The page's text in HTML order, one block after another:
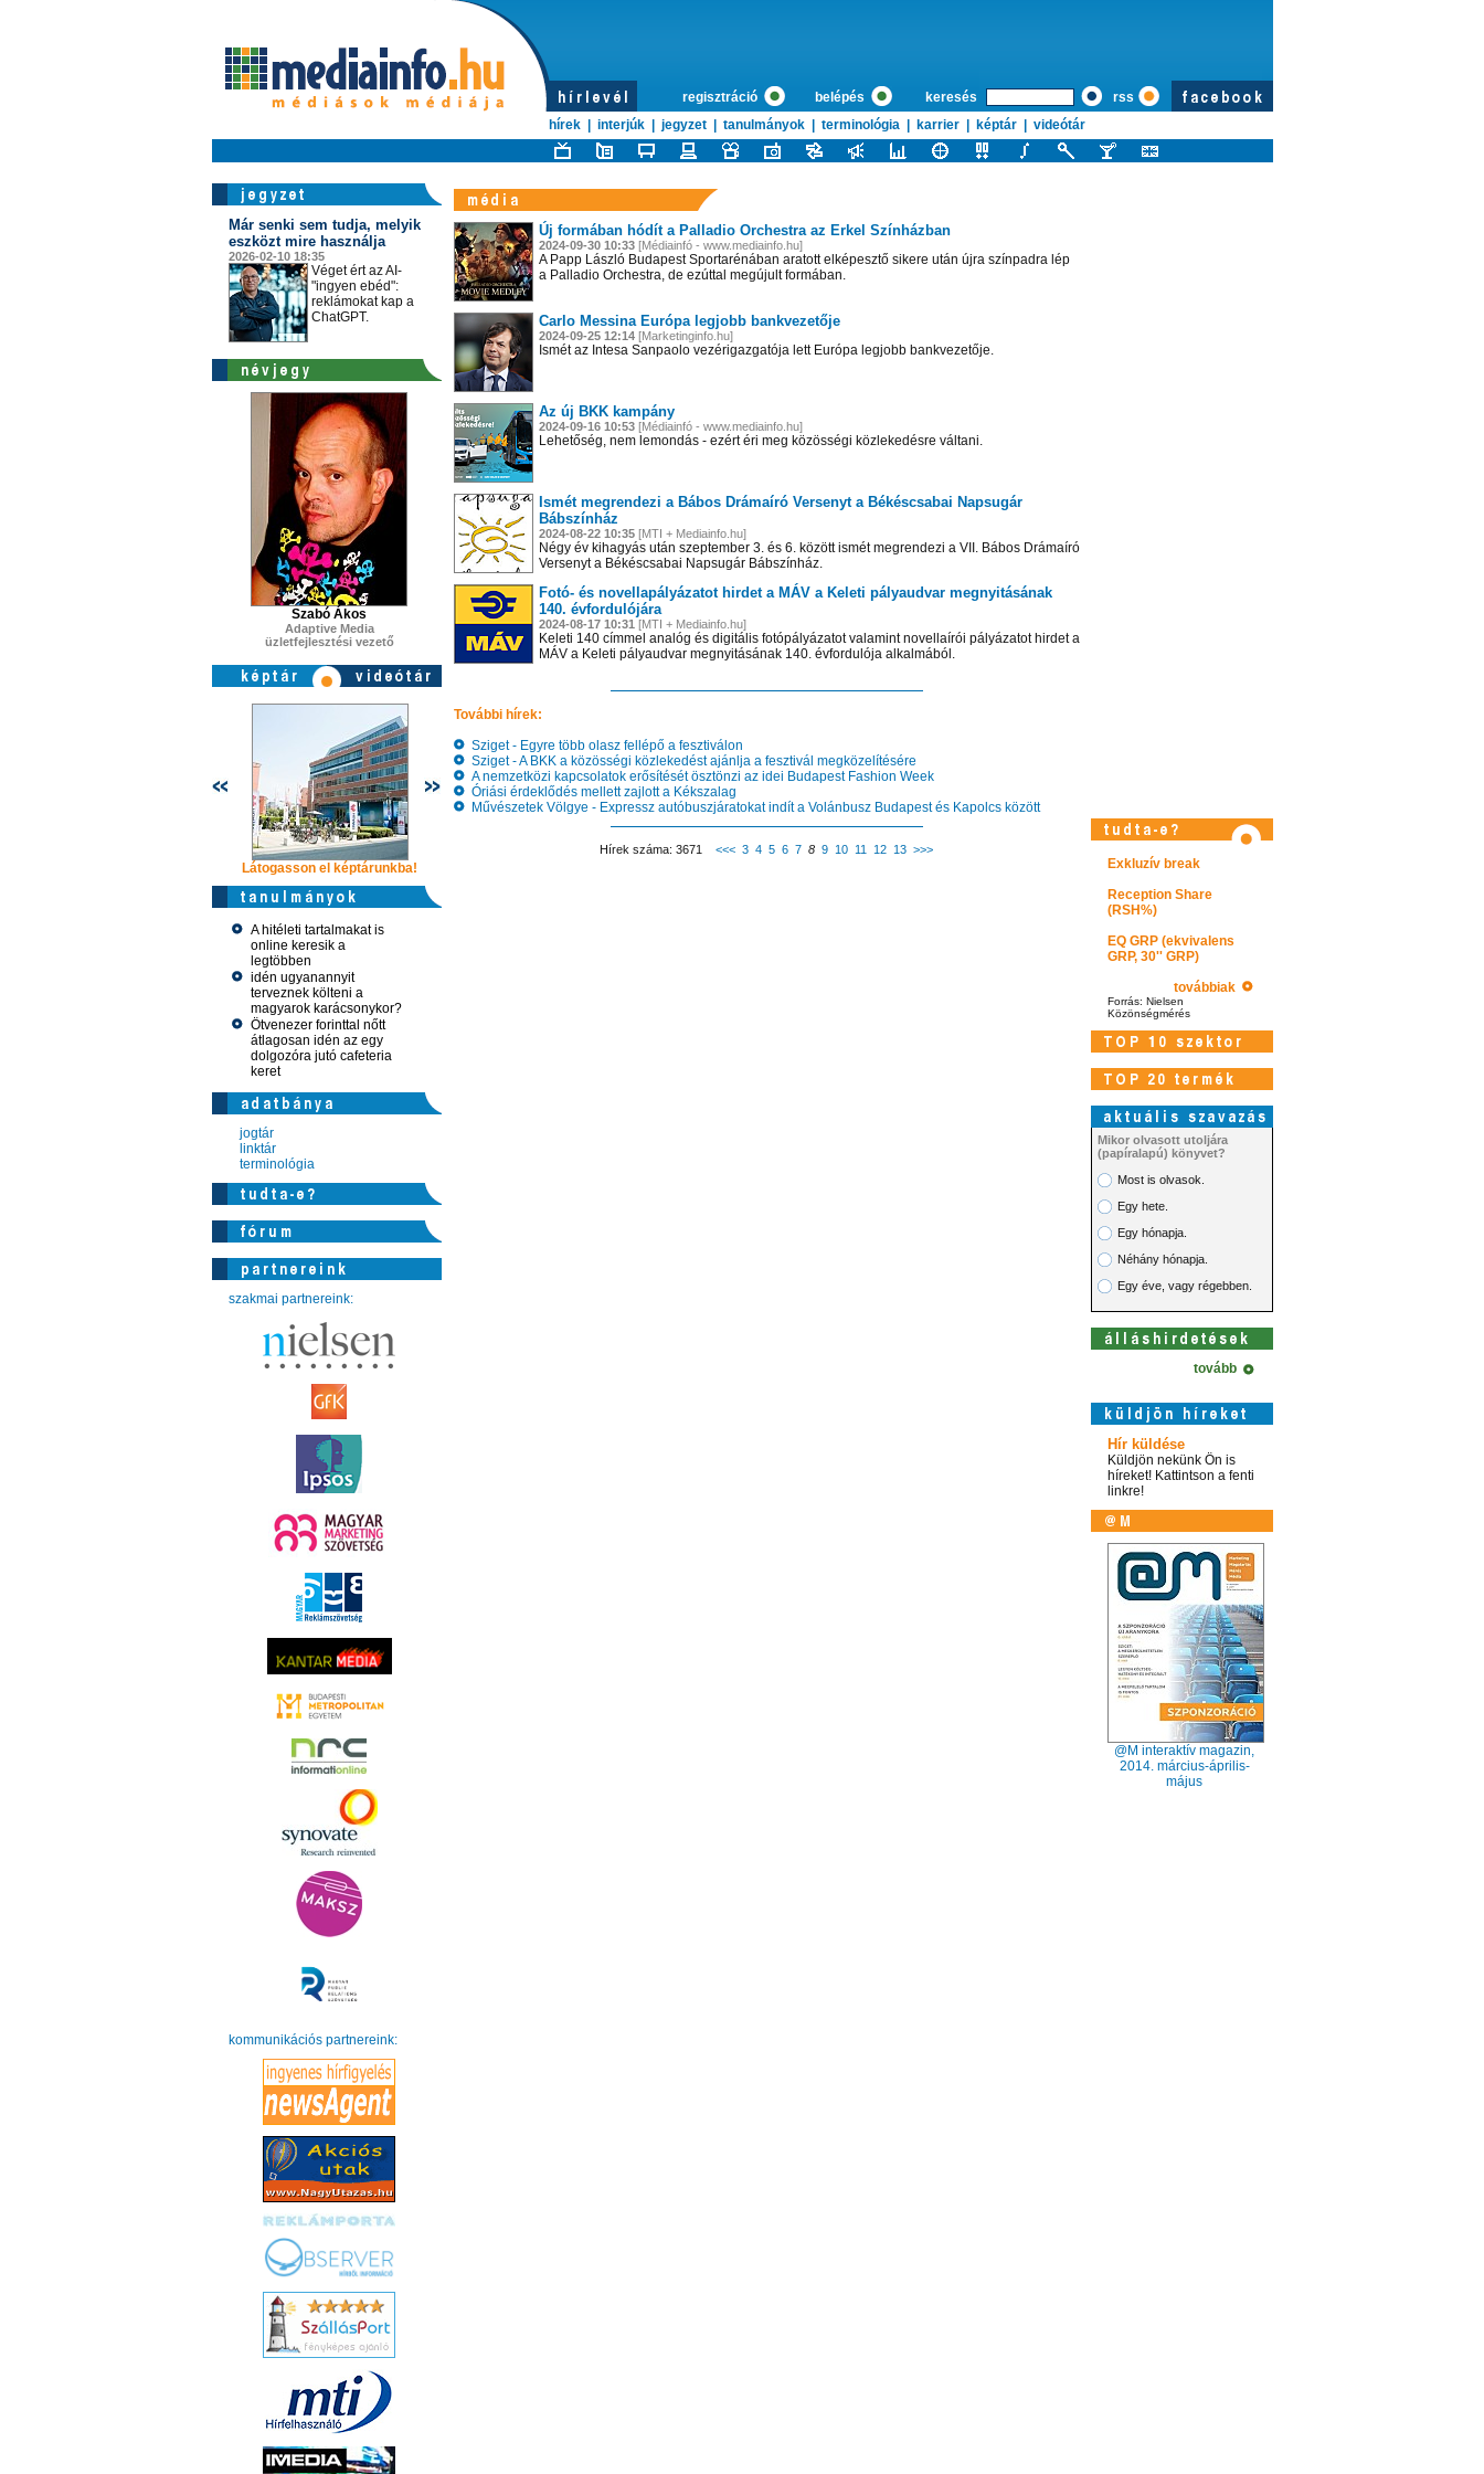
regisztráció belépés keresés
rss
hírek
interjúk jegyzet tanulmányok terminológia karrier képtár videótár
Már senki sem tudja, melyik
eszközt mire használja
2026-02-10 18:35
Véget ért az AI-
"ingyen ebéd":
reklámokat kap a
ChatGPT.
Szabó Ákos
Adaptive Media
üzletfejlesztési vezető
Látogasson el képtárunkba! Látogasson el képtárunkba!
A hitéleti tartalmakat is
online keresik a
legtöbben
idén ugyanannyit
terveznek költeni a
magyarok karácsonykor?
Ötvenezer forinttal nőtt
átlagosan idén az egy
dolgozóra jutó cafeteria
keret
jogtár
linktár
terminológia
szakmai partnereink:
kommunikációs partnereink:
Új formában hódít a Palladio Orchestra az Erkel Színházban
2024-09-30 10:33[Médiainfó - www.mediainfo.hu]
A Papp László Budapest Sportarénában aratott elképesztő sikere után újra színpadra lép
a Palladio Orchestra, de ezúttal megújult formában.
Carlo Messina Európa legjobb bankvezetője
2024-09-25 12:14[Marketinginfo.hu]
Ismét az Intesa Sanpaolo vezérigazgatója lett Európa legjobb bankvezetője.
Az új BKK kampány
2024-09-16 10:53[Médiainfó - www.mediainfo.hu]
Lehetőség, nem lemondás - ezért éri meg közösségi közlekedésre váltani.
Ismét megrendezi a Bábos Drámaíró Versenyt a Békéscsabai Napsugár
Bábszínház
2024-08-22 10:35[MTI + Mediainfo.hu]
Négy év kihagyás után szeptember 3. és 6. között ismét megrendezi a VII. Bábos Drámaíró
Versenyt a Békéscsabai Napsugár Bábszínház.
Fotó- és novellapályázatot hirdet a MÁV a Keleti pályaudvar megnyitásának
140. évfordulójára
2024-08-17 10:31 [MTI + Mediainfo.hu]
Keleti 140 címmel analóg és digitális fotópályázatot valamint novellaírói pályázatot hirdet a
MÁV a Keleti pályaudvar megnyitásának 140. évfordulója alkalmából.
További hírek:
Sziget - Egyre több olasz fellépő a fesztiválon
Sziget - A BKK a közösségi közlekedést ajánlja a fesztivál megközelítésére
A nemzetközi kapcsolatok erősítését ösztönzi az idei Budapest Fashion Week
Óriási érdeklődés mellett zajlott a Kékszalag
Művészetek Völgye - Expressz autóbuszjáratokat indít a Volánbusz Budapest és Kapolcs között
Hírek száma: 3671 <<< 3 4 5 6 7 8 9 10 11 12 13 >>>
Exkluzív break
Reception Share
(RSH%)
EQ GRP (ekvivalens
GRP, 30'' GRP)
továbbiak
Forrás: Nielsen
Közönségmérés
Mikor olvasott utoljára
(papíralapú) könyvet?
Most is olvasok.
Egy hete.
Egy hónapja.
Néhány hónapja.
Egy éve, vagy régebben.
tovább
Hír küldése
Küldjön nekünk Ön is
híreket! Kattintson a fenti
linkre!
@M interaktív magazin,
2014. március-április-
május